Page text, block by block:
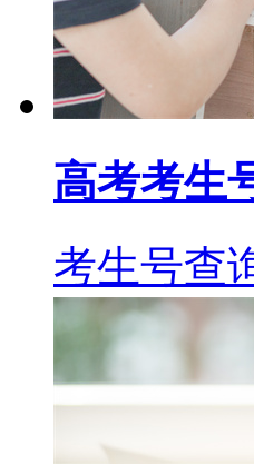
高考考生
考生号查